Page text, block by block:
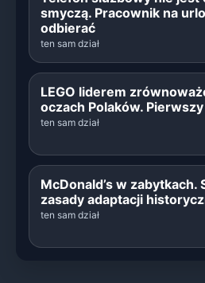
smyczą. Pracownik na
odbierać
ten sam dział
LEGO liderem
oczach Polaków.
ten sam dział
McDonald’s w zabytkach.
zasady adaptacji
ten sam dział